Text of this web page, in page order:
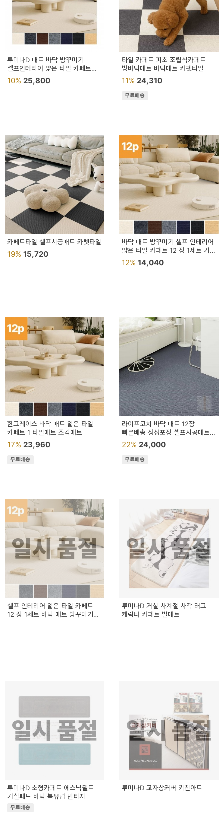
튼/
블
라
드
수
예
베
스
모
자
이
기
획
전
이
벤
트
기
획
전
루미나D 매트 바닥 방꾸미기
셀프인테리어 얇은 타일 카페트
12장 1세트
10% 25,800
타일 카페트 피초 조립식카페트
방바닥매트 바닥매트 카펫타일
11% 24,310
무료배송
카페트타일 셀프시공매트 카펫타일
19% 15,720
바닥 매트 방꾸미기 셀프 인테리어
얇은 타일 카페트 12 장 1세트 거실
퍼즐 방바닥
12% 14,040
한그레이스 바닥 매트 얇은 타일
카페트 1 타일매트 조각매트
17% 23,960
무료배송
라이프코치 바닥 매트 12장
빠른배송 정성포장 셀프시공매트
거실바닥매트
22% 24,000
무료배송
일시 품절
셀프 인테리어 얇은 타일 카페트
12 장 1세트 바닥 매트 방꾸미기
일시 품절
루미나D 거실 사계절 사각 러그
캐릭터 카페트 발매트
일시 품절
루미나D 소형카페트 에스닉퀼트
거실패드 바닥 북유럽 빈티지
무료배송
일시 품절
루미나D 교자상커버 키친아트